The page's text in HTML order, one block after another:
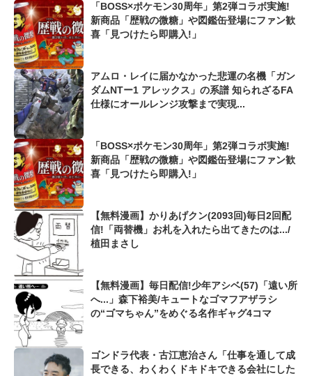
「BOSS×ポケモン30周年」第2弾コラボ実施!
新商品「歴戦の微糖」や図鑑缶登場にファン歓
喜「見つけたら即購入!」
アムロ・レイに届かなかった悲運の名機「ガン
ダムNTー1 アレックス」の系譜 知られざるFA
仕様にオールレンジ攻撃まで実現...
「BOSS×ポケモン30周年」第2弾コラボ実施!
新商品「歴戦の微糖」や図鑑缶登場にファン歓
喜「見つけたら即購入!」
【無料漫画】かりあげクン(2093回)毎日2回配
信!「両替機」お札を入れたら出てきたのは.../
植田まさし
【無料漫画】毎日配信!少年アシベ(57)「遠い所
へ...」森下裕美/キュートなゴマフアザラシ
の“ゴマちゃん”をめぐる名作ギャグ4コマ
ゴンドラ代表・古江恵治さん「仕事を通して成
長できる、わくわくドキドキできる会社にした